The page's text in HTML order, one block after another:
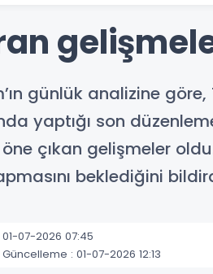
günlük analizine
yaptığı son
çıkan gelişmeler oldu.
beklediğini
01-07-2026 07:45
Güncelleme : 01-07-2026 12:13